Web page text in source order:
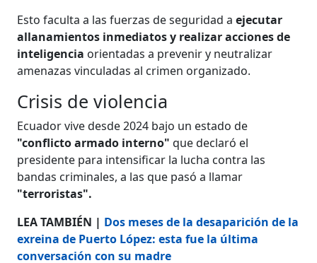
Esto faculta a las fuerzas de seguridad aejecutar
allanamientos inmediatos y realizar acciones de
inteligencia orientadas a prevenir y neutralizar
amenazas vinculadas al crimen organizado.
Crisis de violencia
Ecuador vive desde 2024 bajo un estado de
"conflicto armado interno" que declaró el
presidente para intensificar la lucha contra las
bandas criminales, a las que pasó a llamar
"terroristas".
LEA TAMBIÉN | Dos meses de la desaparición de la
exreina de Puerto López: esta fue la última
conversación con su madre